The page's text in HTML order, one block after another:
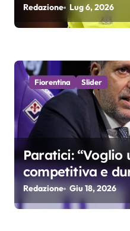
t
c
o
l
i
Redazione Lug 6, 2026
Fiorentina Slider
Paratici: “Voglio
competitiva e
accetterei di
anni di fila…”
Redazione Giu 18, 2026